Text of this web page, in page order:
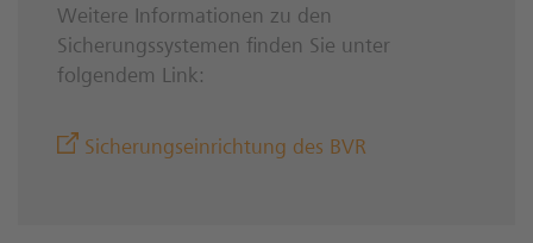
Weitere Informationen zu den
Sicherungssystemen finden Sie unter
folgendem Link:
Sicherungseinrichtung des BVR